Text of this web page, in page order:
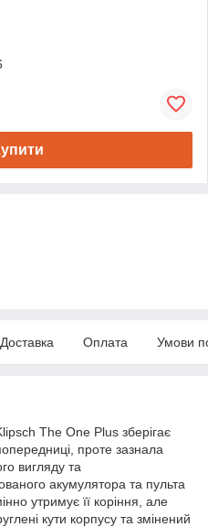
Доставка Оплата Умови
The One Plus зберігає
проте зазнала
вигляду та
акумулятора та пульта
утримує її коріння, але
кути корпусу та змінений